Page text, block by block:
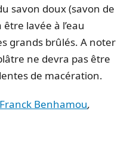
savon doux (savon de
lavée à l’eau
grands brûlés. A noter
ne devra pas être
de macération.
Benhamou,